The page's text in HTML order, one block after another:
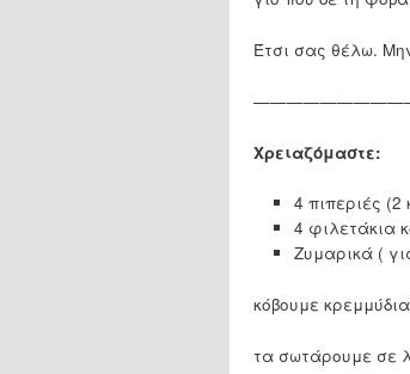
Έτσι σας θέλω.
Χρειαζόμαστε:
4 πιπεριές (2
4 φιλετάκια
Ζυμαρικά (
κόβουμε
τα σωτάρουμε σε